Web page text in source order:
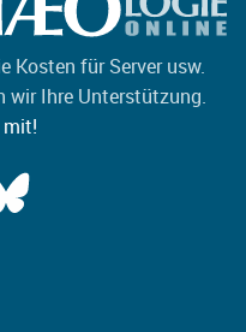
Kosten für Server usw.
wir Ihre Unterstützung.
mit!